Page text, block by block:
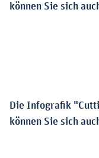
können Sie sich
Die Infografik
können Sie sich